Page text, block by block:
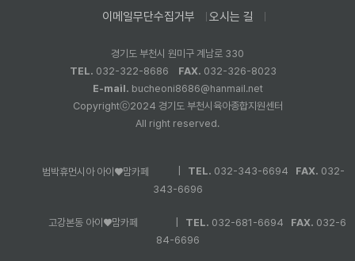
이메일무단수집거부
오시는 길
경기도 부천시 원미구 계남로 330
TEL. 032-322-8686 FAX. 032-326-8023
E-mail. bucheoni8686@hanmail.net
Copyrightⓒ2024 경기도 부천시육아종합지원센터
All right reserved.
범박휴먼시아 아이♥맘카페 TEL. 032-343-6694 FAX. 032-
343-6696
고강본동 아이♥맘카페 TEL. 032-681-6694 FAX. 032-6
84-6696